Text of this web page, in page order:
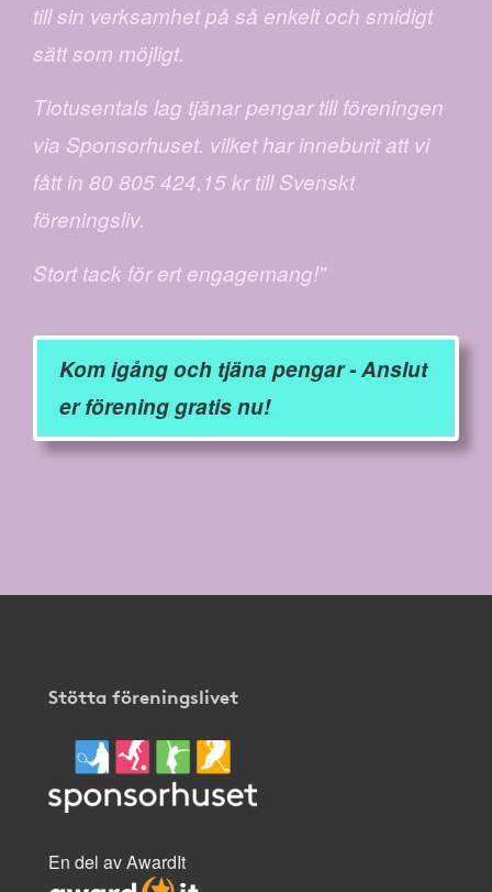
till sin verksamhet på så enkelt och smidigt
sätt som möjligt.
Tiotusentals lag tjänar pengar till föreningen
via Sponsorhuset. vilket har inneburit att vi
fått in 80 805 424,15 kr till Svenskt
föreningsliv.
Stort tack för ert engagemang!"
Kom igång och tjäna pengar - Anslut
er förening gratis nu!
Stötta föreningslivet
En del av AwardIt